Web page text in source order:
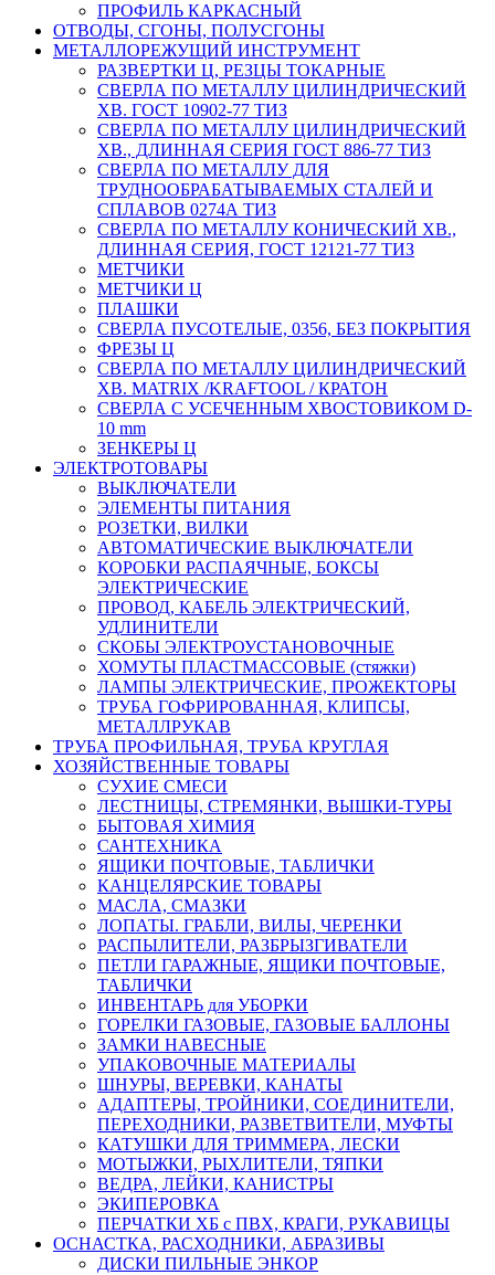
ПРОФИЛЬ КАРКАСНЫЙ
ОТВОДЫ, СГОНЫ, ПОЛУСГОНЫ
МЕТАЛЛОРЕЖУЩИЙ ИНСТРУМЕНТ
РАЗВЕРТКИ Ц, РЕЗЦЫ ТОКАРНЫЕ
СВЕРЛА ПО МЕТАЛЛУ ЦИЛИНДРИЧЕСКИЙ
ХВ. ГОСТ 10902-77 ТИЗ
СВЕРЛА ПО МЕТАЛЛУ ЦИЛИНДРИЧЕСКИЙ
ХВ., ДЛИННАЯ СЕРИЯ ГОСТ 886-77 ТИЗ
СВЕРЛА ПО МЕТАЛЛУ ДЛЯ
ТРУДНООБРАБАТЫВАЕМЫХ СТАЛЕЙ И
СПЛАВОВ 0274А ТИЗ
СВЕРЛА ПО МЕТАЛЛУ КОНИЧЕСКИЙ ХВ.,
ДЛИННАЯ СЕРИЯ, ГОСТ 12121-77 ТИЗ
МЕТЧИКИ
МЕТЧИКИ Ц
ПЛАШКИ
СВЕРЛА ПУСОТЕЛЫЕ, 0356, БЕЗ ПОКРЫТИЯ
ФРЕЗЫ Ц
СВЕРЛА ПО МЕТАЛЛУ ЦИЛИНДРИЧЕСКИЙ
ХВ. MATRIX /KRAFTOOL / КРАТОН
СВЕРЛА С УСЕЧЕННЫМ ХВОСТОВИКОМ D-
10 mm
ЗЕНКЕРЫ Ц
ЭЛЕКТРОТОВАРЫ
ВЫКЛЮЧАТЕЛИ
ЭЛЕМЕНТЫ ПИТАНИЯ
РОЗЕТКИ, ВИЛКИ
АВТОМАТИЧЕСКИЕ ВЫКЛЮЧАТЕЛИ
КОРОБКИ РАСПАЯЧНЫЕ, БОКСЫ
ЭЛЕКТРИЧЕСКИЕ
ПРОВОД, КАБЕЛЬ ЭЛЕКТРИЧЕСКИЙ,
УДЛИНИТЕЛИ
СКОБЫ ЭЛЕКТРОУСТАНОВОЧНЫЕ
ХОМУТЫ ПЛАСТМАССОВЫЕ (стяжки)
ЛАМПЫ ЭЛЕКТРИЧЕСКИЕ, ПРОЖЕКТОРЫ
ТРУБА ГОФРИРОВАННАЯ, КЛИПСЫ,
МЕТАЛЛРУКАВ
ТРУБА ПРОФИЛЬНАЯ, ТРУБА КРУГЛАЯ
ХОЗЯЙСТВЕННЫЕ ТОВАРЫ
СУХИЕ СМЕСИ
ЛЕСТНИЦЫ, СТРЕМЯНКИ, ВЫШКИ-ТУРЫ
БЫТОВАЯ ХИМИЯ
САНТЕХНИКА
ЯЩИКИ ПОЧТОВЫЕ, ТАБЛИЧКИ
КАНЦЕЛЯРСКИЕ ТОВАРЫ
МАСЛА, СМАЗКИ
ЛОПАТЫ. ГРАБЛИ, ВИЛЫ, ЧЕРЕНКИ
РАСПЫЛИТЕЛИ, РАЗБРЫЗГИВАТЕЛИ
ПЕТЛИ ГАРАЖНЫЕ, ЯЩИКИ ПОЧТОВЫЕ,
ТАБЛИЧКИ
ИНВЕНТАРЬ для УБОРКИ
ГОРЕЛКИ ГАЗОВЫЕ, ГАЗОВЫЕ БАЛЛОНЫ
ЗАМКИ НАВЕСНЫЕ
УПАКОВОЧНЫЕ МАТЕРИАЛЫ
ШНУРЫ, ВЕРЕВКИ, КАНАТЫ
АДАПТЕРЫ, ТРОЙНИКИ, СОЕДИНИТЕЛИ,
ПЕРЕХОДНИКИ, РАЗВЕТВИТЕЛИ, МУФТЫ
КАТУШКИ ДЛЯ ТРИММЕРА, ЛЕСКИ
МОТЫЖКИ, РЫХЛИТЕЛИ, ТЯПКИ
ВЕДРА, ЛЕЙКИ, КАНИСТРЫ
ЭКИПЕРОВКА
ПЕРЧАТКИ ХБ с ПВХ, КРАГИ, РУКАВИЦЫ
ОСНАСТКА, РАСХОДНИКИ, АБРАЗИВЫ
ДИСКИ ПИЛЬНЫЕ ЭНКОР